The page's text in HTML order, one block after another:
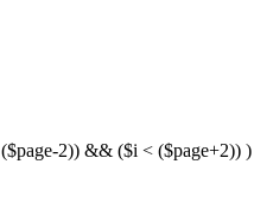
($page-2)) && ($i < ($page+2))